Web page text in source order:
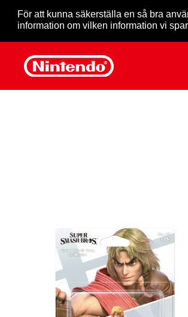
För att kunna säkerställa en så bra
information om vilken information vi
Skip to main content